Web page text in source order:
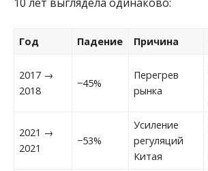
Год Падение Причина
2017 →
2018
−45%
Перегрев
рынка
2021 →
2021
−53%
Усиление
регуляций
Китая